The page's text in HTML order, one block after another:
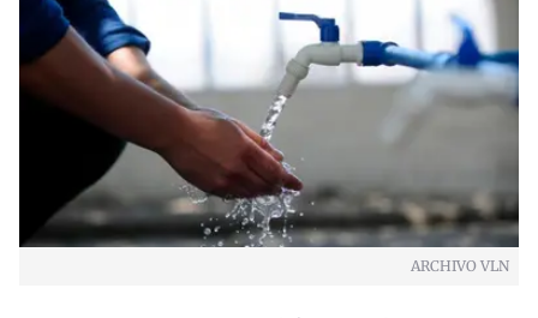
ARCHIVO VLN